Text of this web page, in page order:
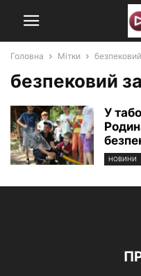
Головна Мітки
безпековий
У
НОВИНИ